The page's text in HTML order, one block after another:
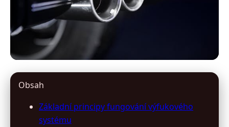
výkon a ochraňuje životní
Obsah
Základní principy fungování výfukového
systému